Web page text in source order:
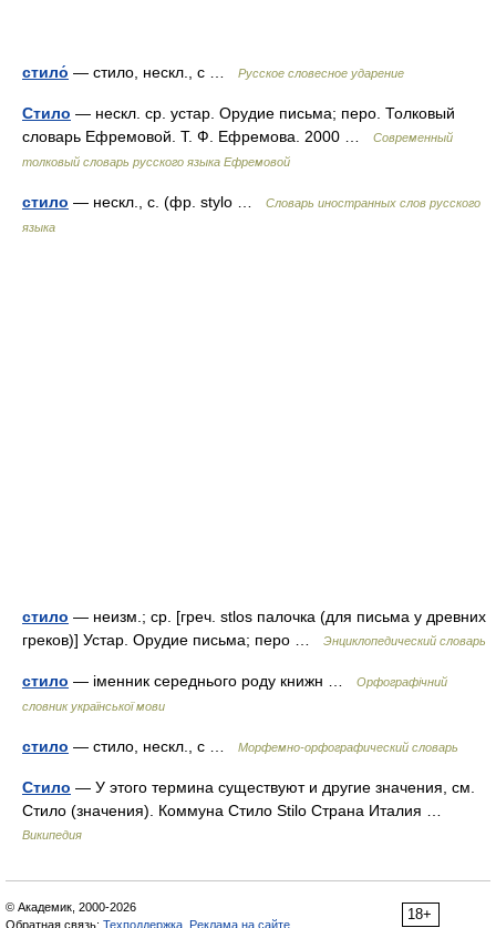
стило́ — стило, нескл., с … Русское словесное ударение
Стило — нескл. ср. устар. Орудие письма; перо. Толковый
словарь Ефремовой. Т. Ф. Ефремова. 2000 …
Современный
толковый словарь русского языка Ефремовой
стило — нескл., с. (фр. stylo …
Словарь иностранных слов русского
языка
стило — неизм.; ср. [греч. stlos палочка (для письма у древних
греков)] Устар. Орудие письма; перо …
Энциклопедический словарь
стило — іменник середнього роду книжн …
Орфографічний
словник української мови
стило — стило, нескл., с … Морфемно-орфографический словарь
Стило — У этого термина существуют и другие значения, см.
Стило (значения). Коммуна Стило Stilo Страна Италия …
Википедия
18+
© Академик, 2000-2026
Обратная связь: Техподдержка Реклама на сайте